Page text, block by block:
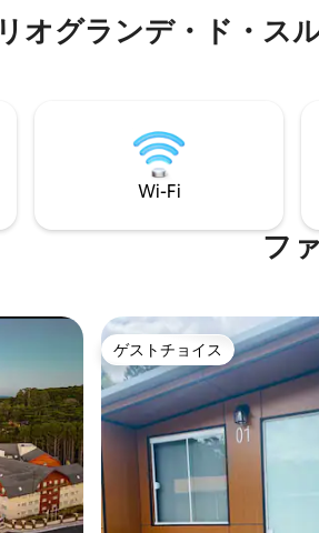
リオグランデ・ド・ス
Wi-Fi
フ
ゲストチョイス
ゲストチョイス